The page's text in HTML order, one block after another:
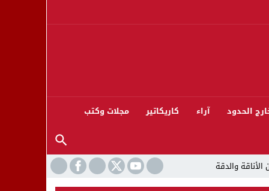
الحدود آراء كاريكاتير مجلات وكتب